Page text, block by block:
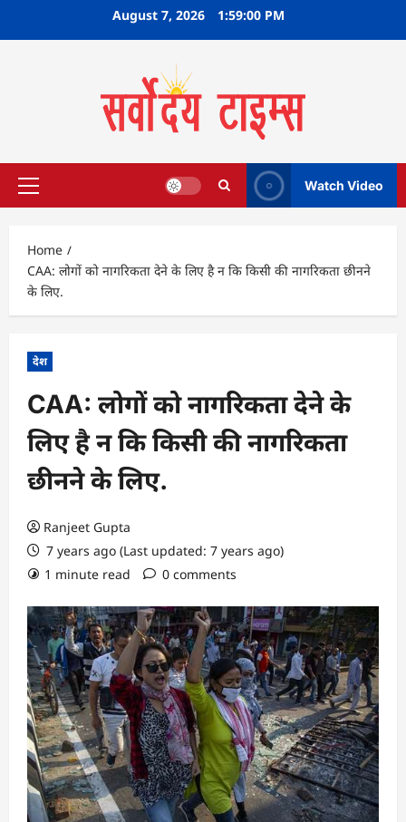
August 7, 2026 1:59:01 PM
Primary
Watch Video
Home
CAA: लोगों को नागरिकता देने के लिए है न कि किसी की नागरिकता छीनने
के लिए.
देश
CAA: लोगों को नागरिकता देने के
लिए है न कि किसी की नागरिकता
छीनने के लिए.
Ranjeet Gupta
7 years ago (Last updated: 7 years ago)
1 minute read
0 comments